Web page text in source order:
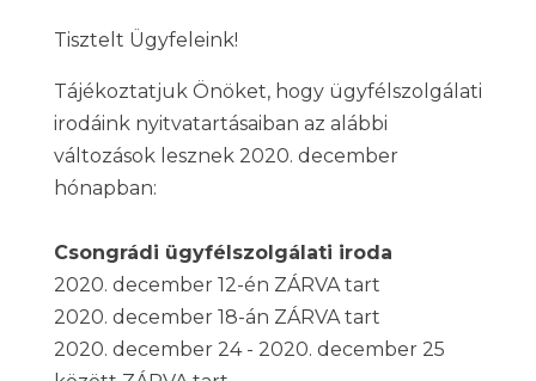
Tisztelt Ügyfeleink!
Tájékoztatjuk Önöket, hogy ügyfélszolgálati
irodáink nyitvatartásaiban az alábbi
változások lesznek 2020. december
hónapban:
Csongrádi ügyfélszolgálati iroda
2020. december 12-én ZÁRVA tart
2020. december 18-án ZÁRVA tart
2020. december 24 - 2020. december 25